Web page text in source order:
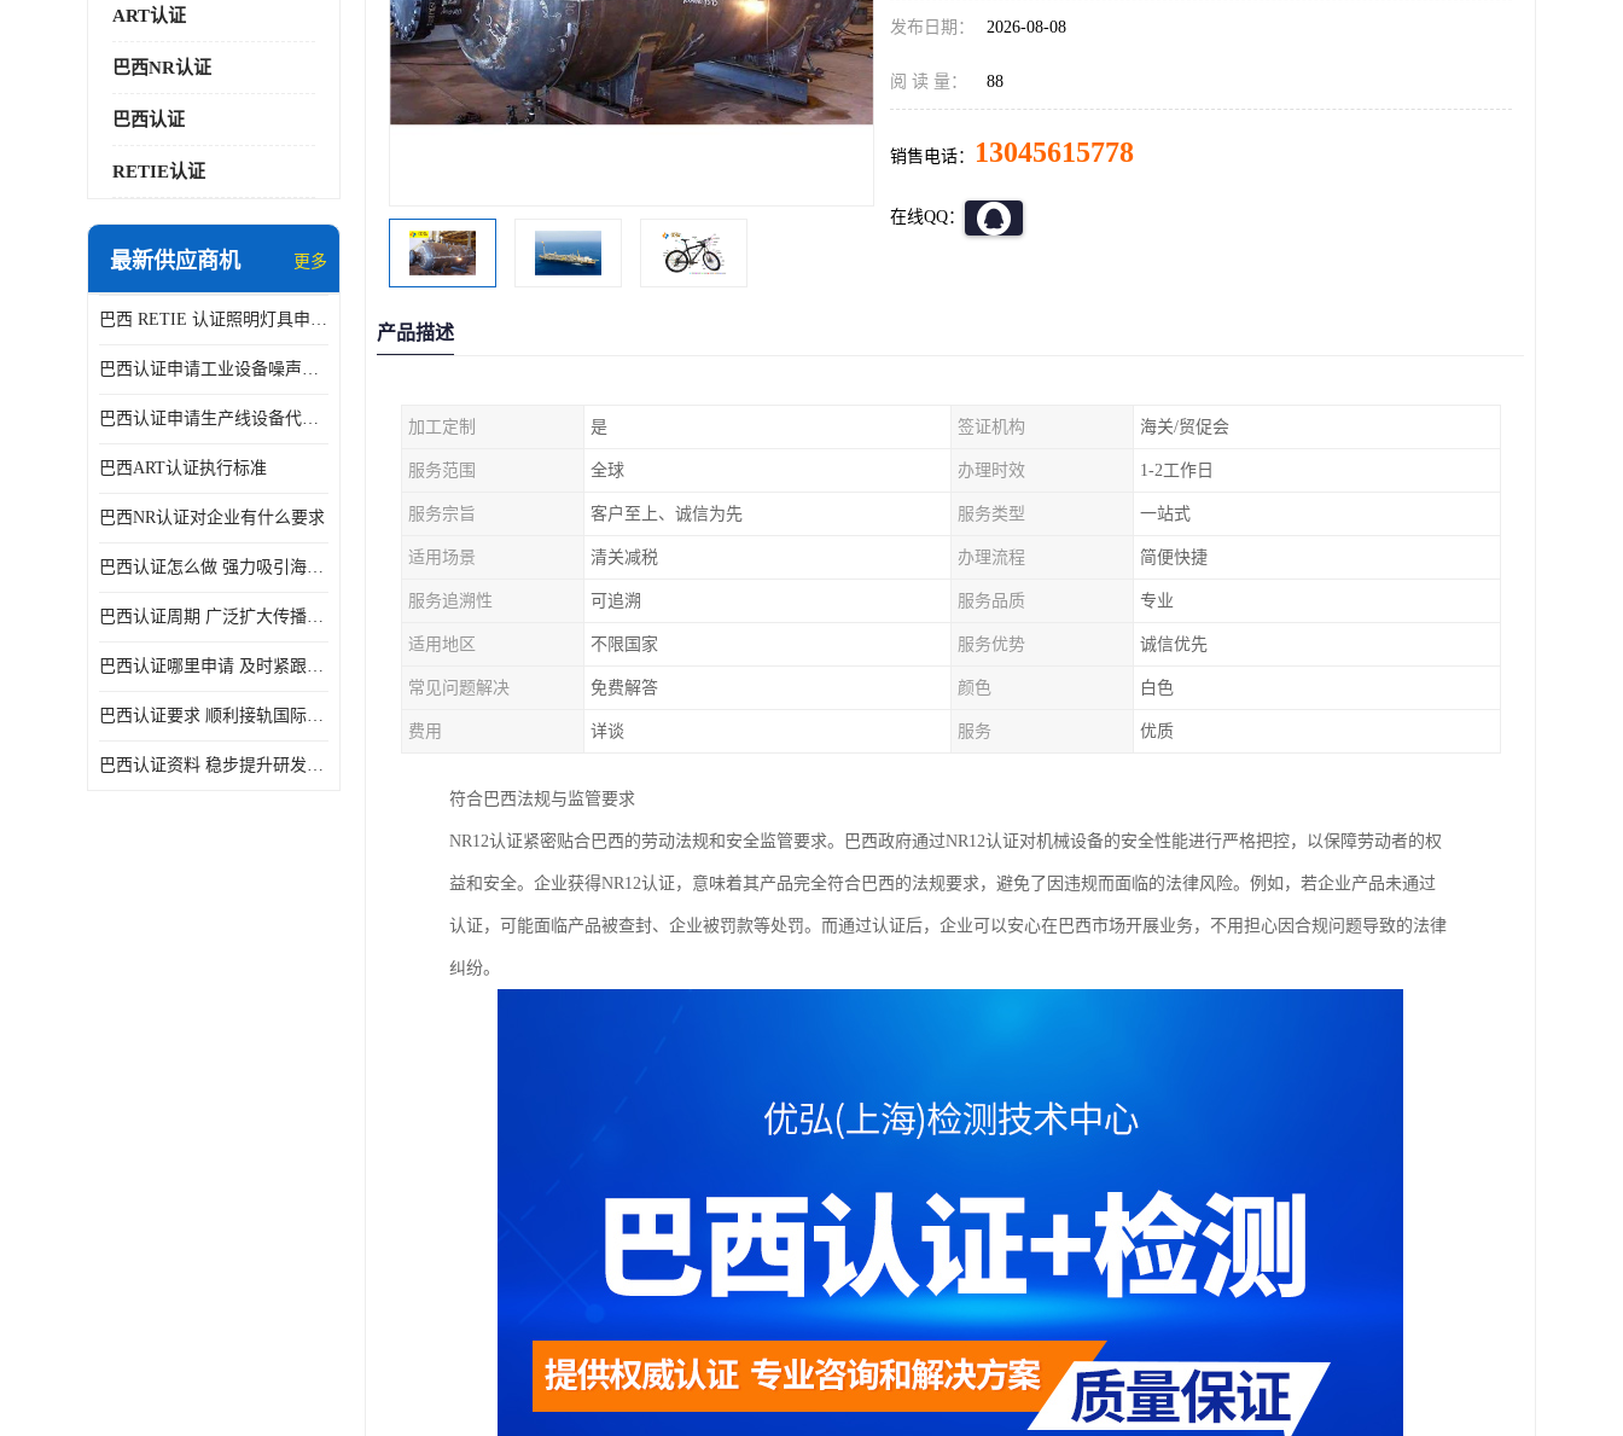
ART认证
巴西NR认证
巴西认证
RETIE认证
最新供应商机 更多
巴西 RETIE 认证照明灯具申请 RETIE 认证
巴西认证申请工业设备噪声控制认证规范
巴西认证申请生产线设备代理机构选择
巴西ART认证执行标准
巴西NR认证对企业有什么要求
巴西认证怎么做 强力吸引海外投资
巴西认证周期 广泛扩大传播范围
巴西认证哪里申请 及时紧跟法规变化
巴西认证要求 顺利接轨国际规范
巴西认证资料 稳步提升研发能力
发布日期： 2026-08-08
阅 读 量： 88
销售电话： 13045615778
在线QQ：
产品描述
加工定制 是 签证机构 海关/贸促会
服务范围 全球 办理时效 1-2工作日
服务宗旨 客户至上、诚信为先 服务类型 一站式
适用场景 清关减税 办理流程 简便快捷
服务追溯性 可追溯 服务品质 专业
适用地区 不限国家 服务优势 诚信优先
常见问题解决 免费解答 颜色 白色
费用 详谈 服务 优质
符合巴西法规与监管要求
NR12认证紧密贴合巴西的劳动法规和安全监管要求。巴西政府通过NR12认证对机械设备的安全性能进行严格把控，以保障劳动者的权
益和安全。企业获得NR12认证，意味着其产品完全符合巴西的法规要求，避免了因违规而面临的法律风险。例如，若企业产品未通过
认证，可能面临产品被查封、企业被罚款等处罚。而通过认证后，企业可以安心在巴西市场开展业务，不用担心因合规问题导致的法律
纠纷。